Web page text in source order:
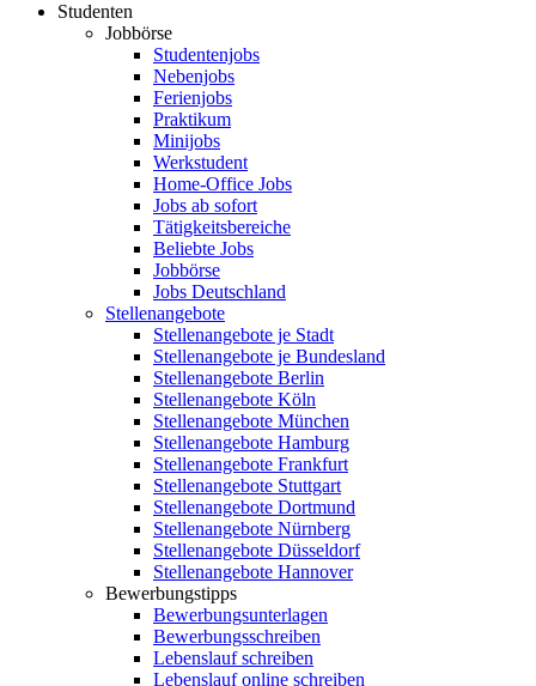
Studenten
Jobbörse
Studentenjobs
Nebenjobs
Ferienjobs
Praktikum
Minijobs
Werkstudent
Home-Office Jobs
Jobs ab sofort
Tätigkeitsbereiche
Beliebte Jobs
Jobbörse
Jobs Deutschland
Stellenangebote
Stellenangebote je Stadt
Stellenangebote je Bundesland
Stellenangebote Berlin
Stellenangebote Köln
Stellenangebote München
Stellenangebote Hamburg
Stellenangebote Frankfurt
Stellenangebote Stuttgart
Stellenangebote Dortmund
Stellenangebote Nürnberg
Stellenangebote Düsseldorf
Stellenangebote Hannover
Bewerbungstipps
Bewerbungsunterlagen
Bewerbungsschreiben
Lebenslauf schreiben
Lebenslauf online schreiben